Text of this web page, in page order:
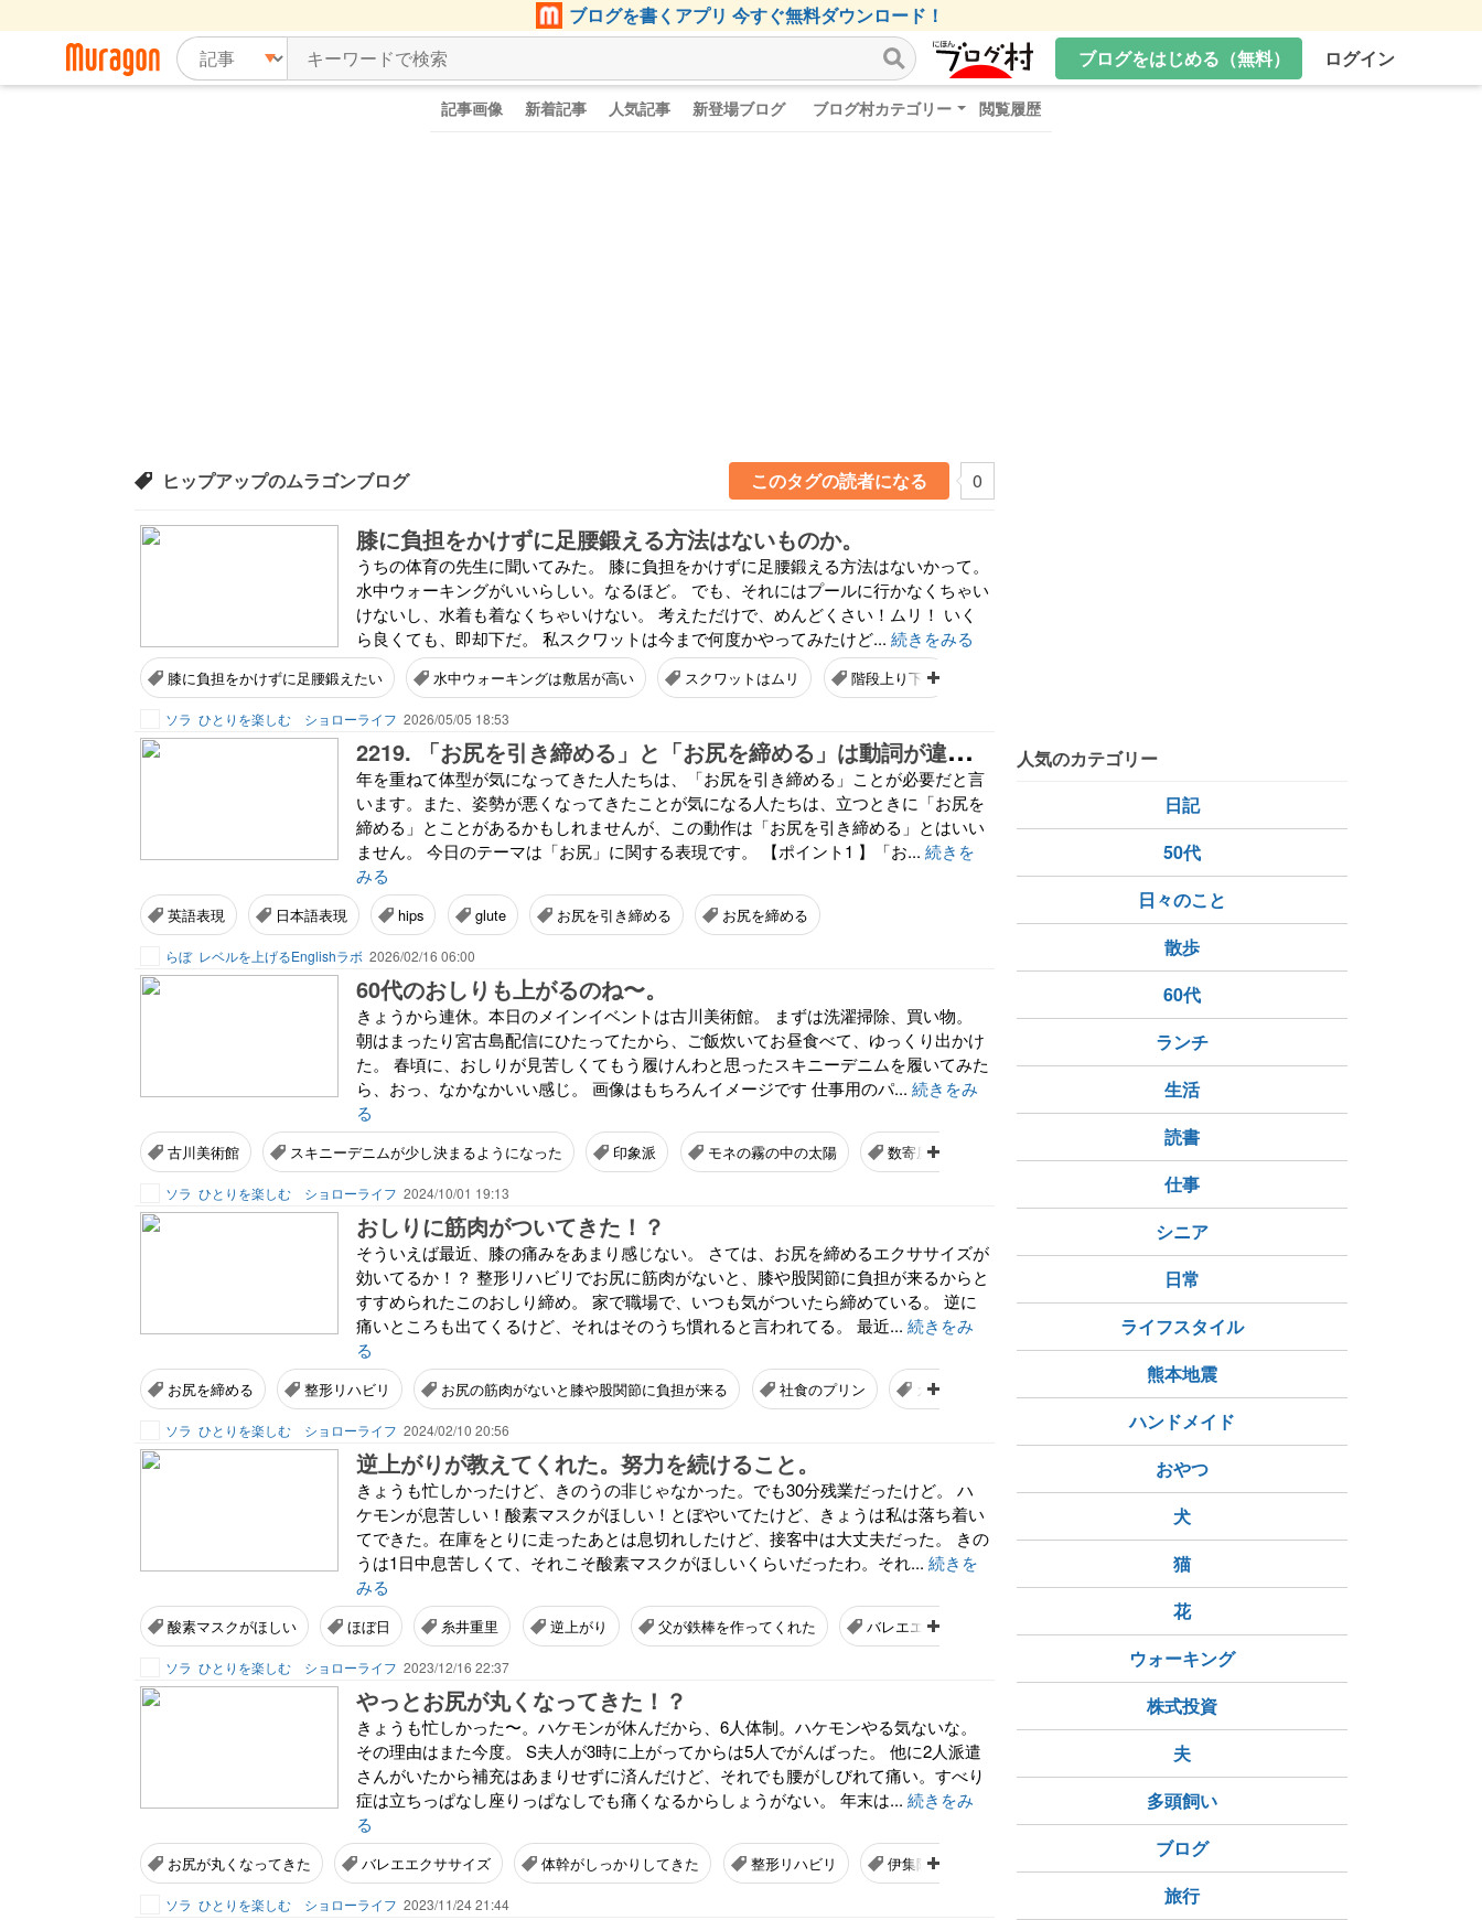
ブログを書くアプリ 今すぐ無料ダウンロード！
ブログをはじめる（無料）
ログイン
記事画像 新着記事 人気記事 新登場ブログ ブログ村カテゴリー 閲覧履歴
ヒップアップのムラゴンブログ このタグの読者になる 0
膝に負担をかけずに足腰鍛える方法はないものか。
うちの体育の先生に聞いてみた。 膝に負担をかけずに足腰鍛える方法はないかって。
水中ウォーキングがいいらしい。なるほど。 でも、それにはプールに行かなくちゃい
けないし、水着も着なくちゃいけない。 考えただけで、めんどくさい！ムリ！ いく
ら良くても、即却下だ。 私スクワットは今まで何度かやってみたけど... 続きをみる
膝に負担をかけずに足腰鍛えたい 水中ウォーキングは敷居が高い スクワットはムリ 階段上り下り
ソラ ひとりを楽しむ ショローライフ 2026/05/05 18:53
2
219. 「お尻を引き締める」と「お尻を締める」は動詞が違う！
年を重ねて体型が気になってきた人たちは、「お尻を引き締める」ことが必要だと言
います。また、姿勢が悪くなってきたことが気になる人たちは、立つときに「お尻を
締める」とことがあるかもしれませんが、この動作は「お尻を引き締める」とはいい
ません。 今日のテーマは「お尻」に関する表現です。 【ポイント1 】「お... 続きを
みる
英語表現 日本語表現 hips glute お尻を引き締める お尻を締める
らぼ レベルを上げるEnglishラボ 2026/02/16 06:00
60代のおしりも上がるのね〜。
きょうから連休。本日のメインイベントは古川美術館。 まずは洗濯掃除、買い物。
朝はまったり宮古島配信にひたってたから、ご飯炊いてお昼食べて、ゆっくり出かけ
た。 春頃に、おしりが見苦しくてもう履けんわと思ったスキニーデニムを履いてみた
ら、おっ、なかなかいい感じ。 画像はもちろんイメージです 仕事用のパ... 続きをみ
る
古川美術館 スキニーデニムが少し決まるようになった 印象派 モネの霧の中の太陽 数寄屋造りの為三郎記念館 ピスタチオとチェリーのタルト
ソラ ひとりを楽しむ ショローライフ 2024/10/01 19:13
おしりに筋肉がついてきた！？
そういえば最近、膝の痛みをあまり感じない。 さては、お尻を締めるエクササイズが
効いてるか！？ 整形リハビリでお尻に筋肉がないと、膝や股関節に負担が来るからと
すすめられたこのおしり締め。 家で職場で、いつも気がついたら締めている。 逆に
痛いところも出てくるけど、それはそのうち慣れると言われてる。 最近... 続きをみ
る
お尻を締める 整形リハビリ お尻の筋肉がないと膝や股関節に負担が来る 社食のプリン カラメルがつゆだく
ソラ ひとりを楽しむ ショローライフ 2024/02/10 20:56
逆上がりが教えてくれた。努力を続けること。
きょうも忙しかったけど、きのうの非じゃなかった。でも30分残業だったけど。 ハ
ケモンが息苦しい！酸素マスクがほしい！とぼやいてたけど、きょうは私は落ち着い
てできた。在庫をとりに走ったあとは息切れしたけど、接客中は大丈夫だった。 きの
うは1日中息苦しくて、それこそ酸素マスクがほしいくらいだったわ。それ... 続きを
みる
酸素マスクがほしい ほぼ日 糸井重里 逆上がり 父が鉄棒を作ってくれた バレエエクササイズ
ソラ ひとりを楽しむ ショローライフ 2023/12/16 22:37
やっとお尻が丸くなってきた！？
きょうも忙しかった〜。ハケモンが休んだから、6人体制。ハケモンやる気ないな。
その理由はまた今度。 S夫人が3時に上がってからは5人でがんばった。 他に2人派遣
さんがいたから補充はあまりせずに済んだけど、それでも腰がしびれて痛い。すべり
症は立ちっぱなし座りっぱなしでも痛くなるからしょうがない。 年末は... 続きをみ
る
お尻が丸くなってきた バレエエクササイズ 体幹がしっかりしてきた 整形リハビリ 伊集院静氏が亡くなった コロナ以降三大疾病が激増
ソラ ひとりを楽しむ ショローライフ 2023/11/24 21:44
人気のカテゴリー
日記
50代
日々のこと
散歩
60代
ランチ
生活
読書
仕事
シニア
日常
ライフスタイル
熊本地震
ハンドメイド
おやつ
犬
猫
花
ウォーキング
株式投資
夫
多頭飼い
ブログ
旅行